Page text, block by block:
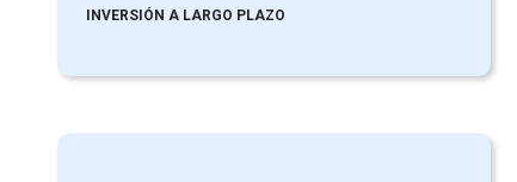
INVERSIÓN A LARGO PLAZO